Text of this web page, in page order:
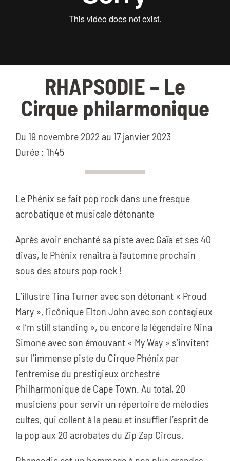
RHAPSODIE – Le
Cirque philarmonique
Du 19 novembre 2022 au 17 janvier 2023
Durée : 1h45
Le Phénix se fait pop rock dans une fresque
acrobatique et musicale détonante
Après avoir enchanté sa piste avec Gaïa et ses 40
divas, le Phénix renaîtra à l’automne prochain
sous des atours pop rock !
L’illustre Tina Turner avec son détonant « Proud
Mary », l’icônique Elton John avec son contagieux
« I’m still standing », ou encore la légendaire Nina
Simone avec son émouvant « My Way » s’invitent
sur l’immense piste du Cirque Phénix par
l’entremise du prestigieux orchestre
Philharmonique de Cape Town. Au total, 20
musiciens pour servir un répertoire de mélodies
cultes, qui collent à la peau et insuffler l’esprit de
la pop aux 20 acrobates du Zip Zap Circus.